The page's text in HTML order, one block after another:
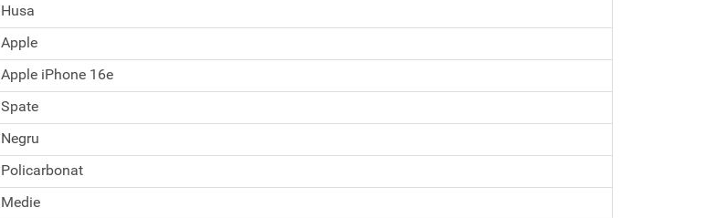
Husa
Apple
Apple iPhone 16e
Spate
Negru
Policarbonat
Medie